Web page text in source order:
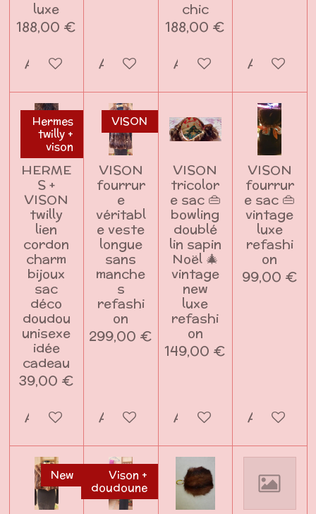
luxe
188,00 €
Ajouter au panierAjouter au panier
chic
188,00 €
Ajouter au panier
Ajouter
Hermes
twilly +
vison
HERME
S +
VISON
twilly
lien
cordon
charm
bijoux
sac
déco
doudou
unisexe
idée
cadeau
39,00 €
Ajouter au panier
VISON
VISON
fourrur
e
véritabl
e veste
longue
sans
manche
s
refashi
on
299,00 €
Ajouter au panier
VISON
tricolor
e sac 👜
bowling
doublé
lin sapin
Noël 🎄
vintage
new
luxe
refashi
on
149,00 €
Ajouter au panier
VISON
fourrur
e sac 👜
vintage
luxe
refashi
on
99,00 €
Ajouter
New
Vison +
doudoune